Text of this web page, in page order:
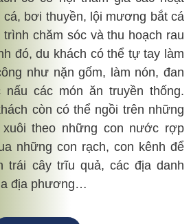
cá, bơi thuyền, lội mương bắt cá
trình chăm sóc và thu hoạch rau
đó, du khách có thể tự tay làm
như nặn gốm, làm nón, đan
các món ăn truyền thống.
còn có thể ngồi trên những
theo những con nước rợp
những con rạch, con kênh để
trái cây trĩu quả, các địa danh
địa phương…